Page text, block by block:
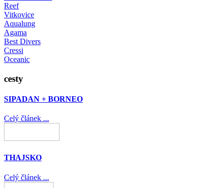
Reef
Vitkovice
Aqualung
Agama
Best Divers
Cressi
Oceanic
cesty
SIPADAN + BORNEO
Celý článek ...
THAJSKO
Celý článek ...